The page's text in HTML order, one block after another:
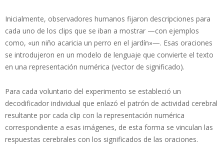
Inicialmente, observadores humanos fijaron descripciones para
cada uno de los clips que se iban a mostrar —con ejemplos
como, «un niño acaricia un perro en el jardín»—. Esas oraciones
se introdujeron en un modelo de lenguaje que convierte el texto
en una representación numérica (vector de significado).
Para cada voluntario del experimento se estableció un
decodificador individual que enlazó el patrón de actividad cerebral
resultante por cada clip con la representación numérica
correspondiente a esas imágenes, de esta forma se vinculan las
respuestas cerebrales con los significados de las oraciones.